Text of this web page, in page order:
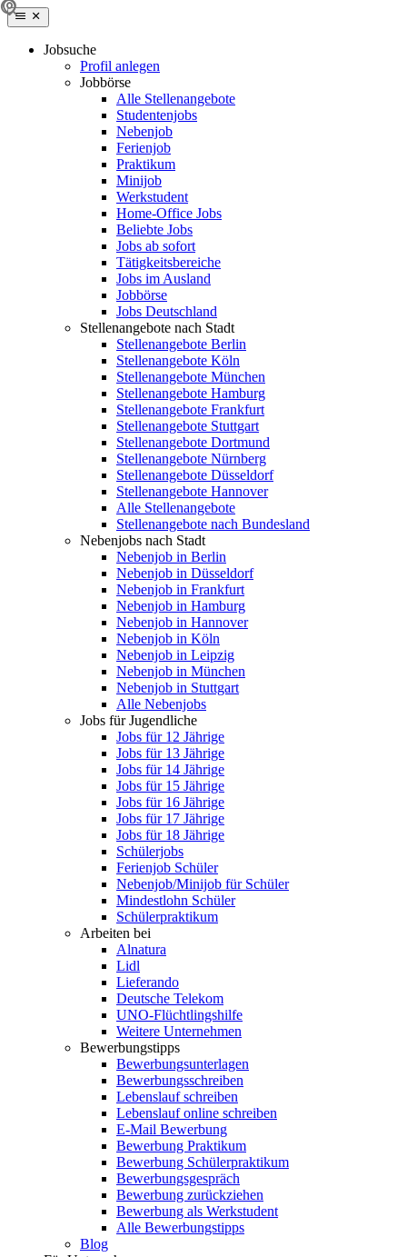
Jobsuche
Profil anlegen
Jobbörse
Alle Stellenangebote
Studentenjobs
Nebenjob
Ferienjob
Praktikum
Minijob
Werkstudent
Home-Office Jobs
Beliebte Jobs
Jobs ab sofort
Tätigkeitsbereiche
Jobs im Ausland
Jobbörse
Jobs Deutschland
Stellenangebote nach Stadt
Stellenangebote Berlin
Stellenangebote Köln
Stellenangebote München
Stellenangebote Hamburg
Stellenangebote Frankfurt
Stellenangebote Stuttgart
Stellenangebote Dortmund
Stellenangebote Nürnberg
Stellenangebote Düsseldorf
Stellenangebote Hannover
Alle Stellenangebote
Stellenangebote nach Bundesland
Nebenjobs nach Stadt
Nebenjob in Berlin
Nebenjob in Düsseldorf
Nebenjob in Frankfurt
Nebenjob in Hamburg
Nebenjob in Hannover
Nebenjob in Köln
Nebenjob in Leipzig
Nebenjob in München
Nebenjob in Stuttgart
Alle Nebenjobs
Jobs für Jugendliche
Jobs für 12 Jährige
Jobs für 13 Jährige
Jobs für 14 Jährige
Jobs für 15 Jährige
Jobs für 16 Jährige
Jobs für 17 Jährige
Jobs für 18 Jährige
Schülerjobs
Ferienjob Schüler
Nebenjob/Minijob für Schüler
Mindestlohn Schüler
Schülerpraktikum
Arbeiten bei
Alnatura
Lidl
Lieferando
Deutsche Telekom
UNO-Flüchtlingshilfe
Weitere Unternehmen
Bewerbungstipps
Bewerbungsunterlagen
Bewerbungsschreiben
Lebenslauf schreiben
Lebenslauf online schreiben
E-Mail Bewerbung
Bewerbung Praktikum
Bewerbung Schülerpraktikum
Bewerbungsgespräch
Bewerbung zurückziehen
Bewerbung als Werkstudent
Alle Bewerbungstipps
Blog